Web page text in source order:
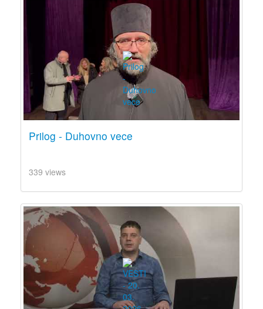
Prilog - Duhovno vece
339 views